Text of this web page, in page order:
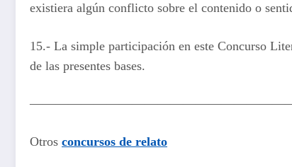
existiera algún conflicto sobre el contenido o
15.- La simple participación en este Concurso
de las presentes bases.
Otros concursos de relato